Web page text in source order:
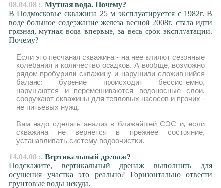
08.04.08 :. Мутная вода. Почему?
В Подмосковье скважина 25 м эксплуатируется с 1982г. В
воде большое содержание железа весной 2008г. стала идти
грязная, мутная вода впервые, за весь срок эксплуатации.
Почему?
Если это песчаная скважина - на нее влияют сезонные
колебания и количество осадков. А вообще, возможно
рядом пробурили скважину и нарушили сложившийся
баланс: бурение происходит бессистемно,
нарушаются и перемешиваются водоносные слои,
сооружают скважины для тепловых насосов и прочих -
не питьевых нужд.
Вам надо сделать анализ в ближайшей СЭС и, если
скважина не вернется в прежнее состояние,
устанавливать систему водоочистки.
14.04.08 :. Вертикальный дренаж?
Подскажите, вертикальный дренаж выполнить для
осушения участка это реально? Горизонтально отвести
грунтовые воды некуда.